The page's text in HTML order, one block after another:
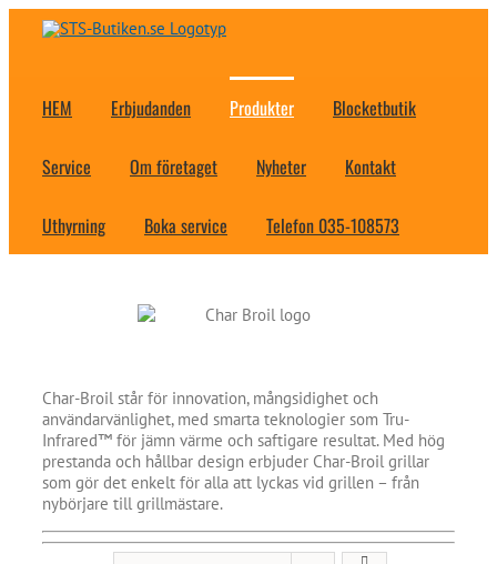
Fortsätt
HEM Erbjudanden Produkter Blocketbutik
Service Om företaget Nyheter Kontakt
Uthyrning Boka service Telefon 035-108573
Char-Broil står för innovation, mångsidighet och
användarvänlighet, med smarta teknologier som Tru-
Infrared™ för jämn värme och saftigare resultat. Med hög
prestanda och hållbar design erbjuder Char-Broil grillar
som gör det enkelt för alla att lyckas vid grillen – från
nybörjare till grillmästare.